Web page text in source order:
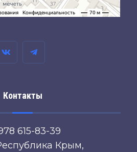
Контакты
615-83-39
Крым,